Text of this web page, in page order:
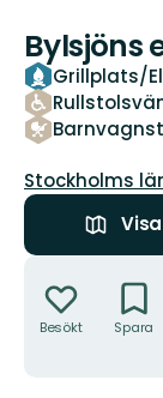
Bylsjöns
Grillplats/
Län:
Stockholms
Besökt Spara